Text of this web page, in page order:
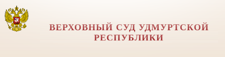
ВЕРХОВНЫЙ СУД УДМУРТСКОЙ
РЕСПУБЛИКИ